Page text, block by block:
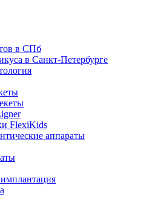
в СПб
в Санкт-Петербурге
FlexiKids
аппараты